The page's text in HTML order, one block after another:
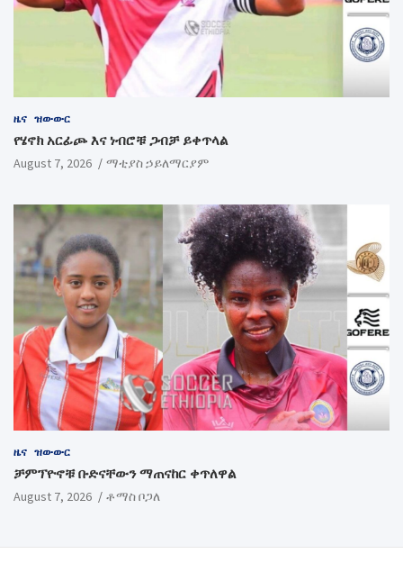
ዜና ዝውውር
የሄኖክ አርፊጮ እና ነብሮቹ ጋብቻ ይቀጥላል
August 7, 2026 ማቲያስ ኃይለማርያም
ዜና ዝውውር
ቻምፕዮኖቹ ቡድናቸውን ማጠናከር ቀጥለዋል
August 7, 2026 ቶማስ ቦጋለ